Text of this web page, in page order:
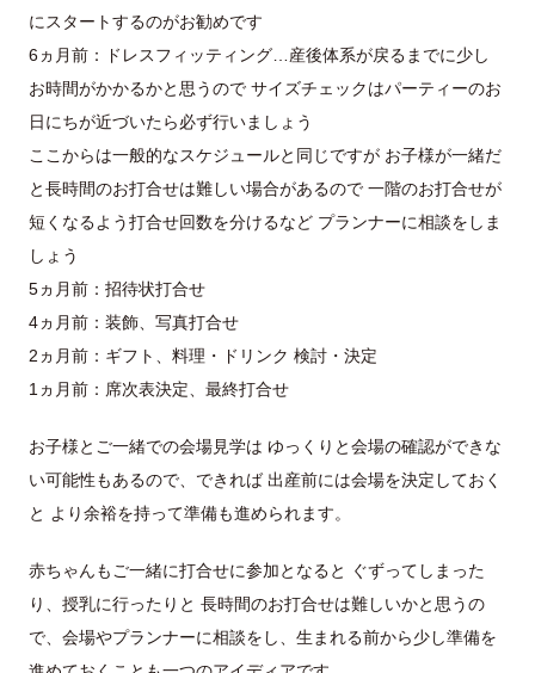
にスタートするのがお勧めです
6ヵ月前：ドレスフィッティング…産後体系が戻るまでに少し
お時間がかかるかと思うので サイズチェックはパーティーのお
日にちが近づいたら必ず行いましょう
ここからは一般的なスケジュールと同じですが お子様が一緒だ
と長時間のお打合せは難しい場合があるので 一階のお打合せが
短くなるよう打合せ回数を分けるなど プランナーに相談をしま
しょう
5ヵ月前：招待状打合せ
4ヵ月前：装飾、写真打合せ
2ヵ月前：ギフト、料理・ドリンク 検討・決定
1ヵ月前：席次表決定、最終打合せ
お子様とご一緒での会場見学は ゆっくりと会場の確認ができな
い可能性もあるので、できれば 出産前には会場を決定しておく
と より余裕を持って準備も進められます。
赤ちゃんもご一緒に打合せに参加となると ぐずってしまった
り、授乳に行ったりと 長時間のお打合せは難しいかと思うの
で、会場やプランナーに相談をし、生まれる前から少し準備を